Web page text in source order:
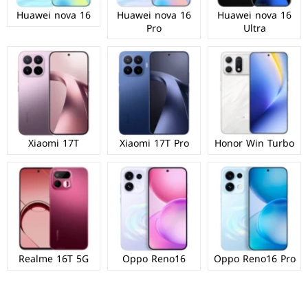
Huawei nova 16
Ultra
Huawei nova 16
Pro
Huawei nova 16
Honor Win Turbo
Xiaomi 17T Pro
Xiaomi 17T
Oppo Reno16 Pro
Oppo Reno16
Realme 16T 5G